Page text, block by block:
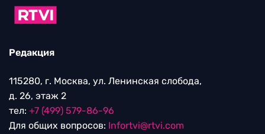
Редакция
115280, г. Москва, ул. Ленинская слобода,
д. 26, этаж 2
тел: +7 (499) 579-86-96
Для общих вопросов: Infortvi@rtvi.com